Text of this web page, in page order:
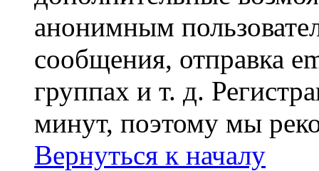
анонимным
сообщения, отправка
группах и т. д.
минут, поэтому мы
Вернуться к началу